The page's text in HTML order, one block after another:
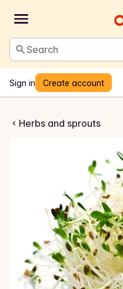
Search
Sign in Create account
Herbs and sprouts
Alfalfaspirer